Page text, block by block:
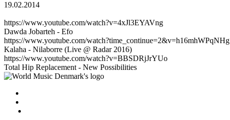
19.02.2014
https://www.youtube.com/watch?v=4xJl3EYAVng
Dawda Jobarteh - Efo
https://www.youtube.com/watch?time_continue=2&v=h16mhWPqNHg
Kalaha - Nilaborre (Live @ Radar 2016)
https://www.youtube.com/watch?v=BBSDRjJrYUo
Total Hip Replacement - New Possibilities